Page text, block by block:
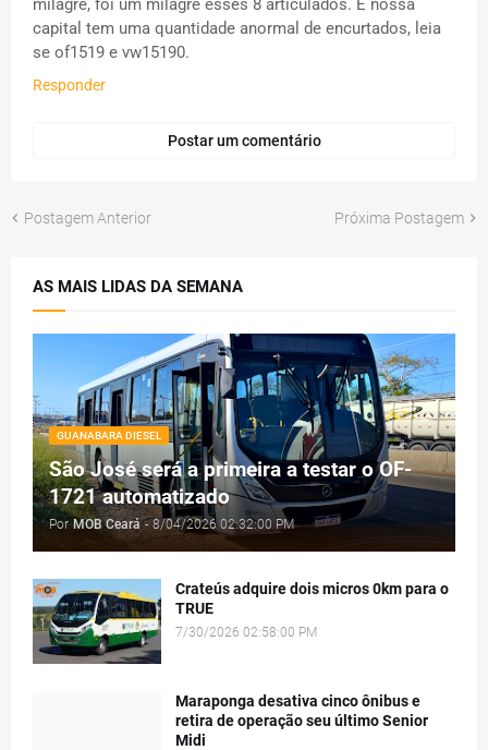
milagre, foi um milagre esses 8 articulados. E nossa
capital tem uma quantidade anormal de encurtados, leia
se of1519 e vw15190.
Responder
Postar um comentário
Postagem Anterior Próxima Postagem
AS MAIS LIDAS DA SEMANA
GUANABARA DIESEL
São José será a primeira a testar o OF-
1721 automatizado
Por MOB Ceará - 8/04/2026 02:32:00 PM
Crateús adquire dois micros 0km para o
TRUE
7/30/2026 02:58:00 PM
Maraponga desativa cinco ônibus e
retira de operação seu último Senior
Midi